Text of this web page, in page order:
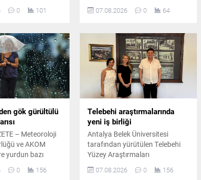
AFAD
herhangi bir
0 101
operasyonların 3. dalgası
Aydın ve Antalya'da belirlenen
adreslere eş zamanlı operasyon
düzenledi.
07.08.2026 0 64
gök gürültülü
– Meteoroloji
ve AKOM
yurdun bazı
yağış
0 156
Telebehi araştırmalarında
yeni iş birliği
Antalya Belek Üniversitesi
tarafından yürütülen Telebehi
Yüzey Araştırmaları
kapsamında araştırma heyeti,
Fethiye Belediye Başkanı Alim
07.08.2026 0 156